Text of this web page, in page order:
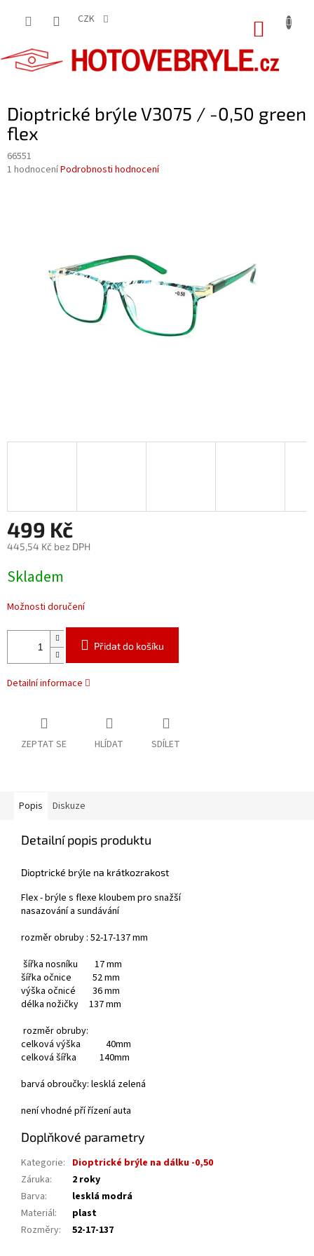
CZK
Dioptrické brýle V3075 / -0,50 green
flex
66551
Průměrné
1 hodnoceníPodrobnosti hodnocení
499 Kč
445,54 Kč bez DPH
cena:
Skladem
Možnosti doručení
Přidat do košíku
Detailní informace
ZEPTAT SE HLÍDAT SDÍLET
Popis Diskuze
Detailní popis produktu
Dioptrické brýle na krátkozrakost
Flex - brýle s flexe kloubem pro snažší
nasazování a sundávání
rozměr obruby : 52-17-137 mm
šířka nosníku 17 mm
šířka očnice 52 mm
výška očnicé 36 mm
délka nožičky 137 mm
rozměr obruby:
celková výška 40mm
celková šířka 140mm
barvá obroučky: lesklá zelená
není vhodné pří řízení auta
Doplňkové parametry
Kategorie: Dioptrické brýle na dálku -0,50
Záruka:
2 roky
Barva:
lesklá modrá
Materiál:
plast
Rozměry: 52-17-137